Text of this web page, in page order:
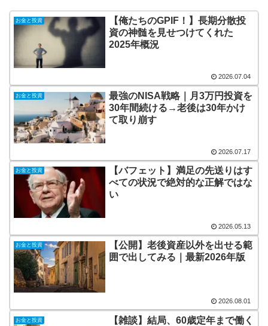
お金と投資
【俺たちのGPIF！】長期分散投
資の神髄を見せつけてくれた
2025年概況
2026.07.04
お金と投資
最強のNISA戦略｜月3万円投資を
30年間続ける→老後は30年かけ
て取り崩す
2026.07.17
お金と投資
【バフェット】満足の先送りはす
べての状況で絶対的な正解ではな
い
2026.05.13
お金と投資
【公開】老後資産以外を出せる範
囲で出してみる｜最新2026年版
2026.08.01
お金と投資
【雑談】結局、60歳定年まで働く